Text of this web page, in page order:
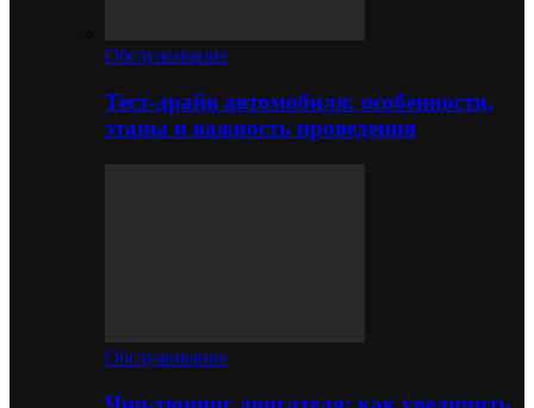
Обслуживание
Тест-драйв автомобиля: особенности,
этапы и важность проведения
Обслуживание